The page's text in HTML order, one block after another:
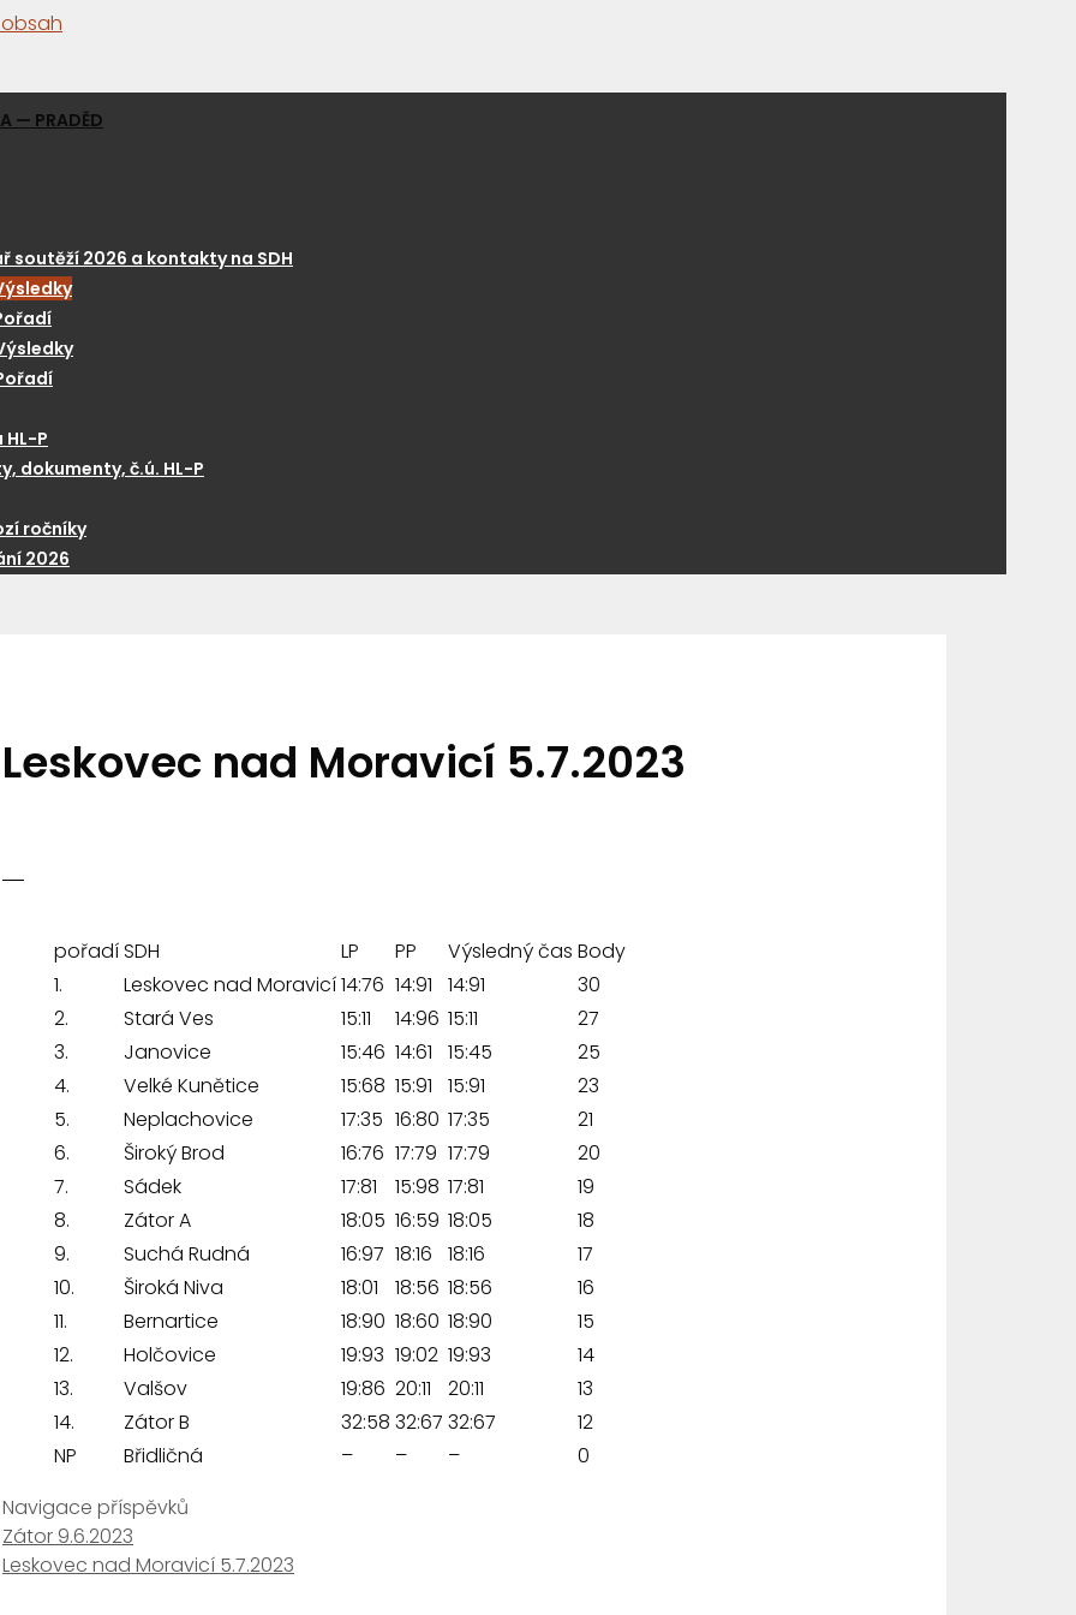
— PRADĚD
soutěží 2026 a kontakty na SDH
P
dokumenty, č.ú. HL-P
ročníky
2026
Leskovec nad Moravicí 5.7.2023
pořadíSDH LP PP Výsledný čas Body
1.
Leskovec nad Moravicí14:76 14:91 14:91
30
2.
Stará Ves 15:11 14:96 15:11
27
3.
Janovice 15:46 14:61 15:45
25
4.
Velké Kunětice 15:68 15:91 15:91
23
5.
Neplachovice 17:35 16:80 17:35
21
6.
Široký Brod 16:76 17:79 17:79
20
7.
Sádek 17:81 15:98 17:81
19
8.
Zátor A 18:05 16:59 18:05
18
9.
Suchá Rudná 16:97 18:16 18:16
17
10.
Široká Niva 18:01 18:56 18:56
16
11.
Bernartice 18:90 18:60 18:90
15
12.
Holčovice 19:93 19:02 19:93
14
13.
Valšov 19:86 20:11 20:11
13
14.
Zátor B 32:58 32:67 32:67
12
NP
Břidličná – – –
0
Navigace příspěvků
Zátor 9.6.2023
Leskovec nad Moravicí 5.7.2023